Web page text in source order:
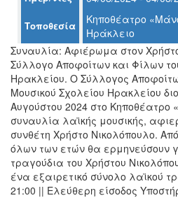
ΤΟΠΟΣ
ΔΗΜΟΣ
ΠΟΛΙΤΙΣΜΟΣ
ΑΝΘΕΚΤΙΚΗ
ΠΟΛΗ
Τοποθεσία
Κηποθέατρο
Ηράκλειο
Συναυλία: Αφιέρωμα στον
Σύλλογο Αποφοίτων και Φίλων
Ηρακλείου. Ο Σύλλογος
Μουσικού Σχολείου Ηρακλείου
Αυγούστου 2024 στο Κηποθέατρο
συναυλία λαϊκής μουσικής,
συνθέτη Χρήστο Νικολόπουλο.
όλων των ετών θα ερμηνεύσουν
τραγούδια του Χρήστου
ένα εξαιρετικό σύνολο λαϊκού
21:00 || Ελεύθερη είσοδος